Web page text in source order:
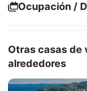
Ocupación /
Otras casas de
alrededores